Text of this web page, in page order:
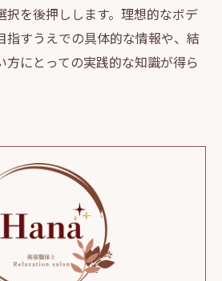
択を後押しします。理想的なボデ
指すうえでの具体的な情報や、結
方にとっての実践的な知識が得ら